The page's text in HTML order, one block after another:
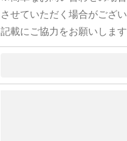
させていただく場合がござ
記載にご協力をお願いします